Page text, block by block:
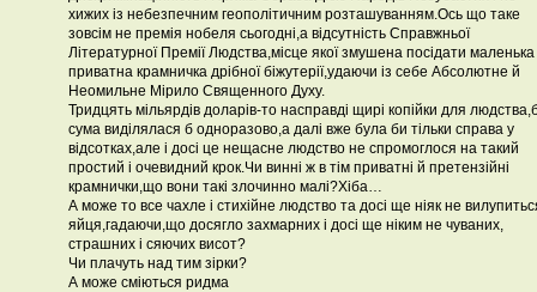
хижих із небезпечним геополітичним розташуванням.Ось що таке
зовсім не премія нобеля сьогодні,а відсутність Справжньої
Літературної Премії Людства,місце якої змушена посідати маленька
приватна крамничка дрібної біжутерії,удаючи із себе Абсолютне й
Неомильне Мірило Священного Духу.
Тридцять мільярдів доларів-то насправді щирі копійки для
сума виділялася б одноразово,а далі вже була би тільки справа у
відсотках,але і досі це нещасне людство не спромоглося на такий
простий і очевидний крок.Чи винні ж в тім приватні й претензійні
крамнички,що вони такі злочинно малі?Хіба…
А може то все чахле і стихійне людство та досі ще ніяк не
яйця,гадаючи,що досягло захмарних і досі ще ніким не чуваних,
страшних і сяючих висот?
Чи плачуть над тим зірки?
А може сміються ридма